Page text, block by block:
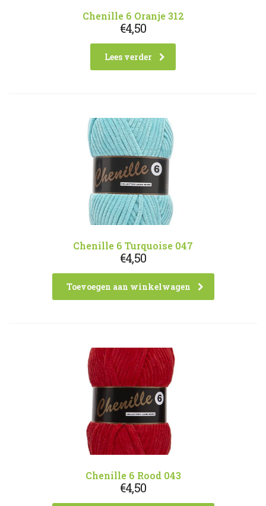
Chenille 6 Oranje 312
€4,50
Lees verder
Chenille 6 Turquoise 047
€4,50
Toevoegen aan winkelwagen
Chenille 6 Rood 043
€4,50